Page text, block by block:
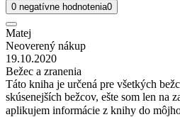
0 negatívne hodnotenia0
Matej
Neoverený nákup
19.10.2020
Bežec a zranenia
Táto kniha je určená pre všetkých
skúsenejších bežcov, ešte som len na
aplikujem informácie z knihy do